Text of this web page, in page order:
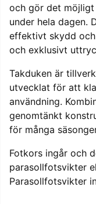
och gör det
under hela dagen.
effektivt skydd
och exklusivt
Takduken är
utvecklat för att
användning.
genomtänkt
för många
Fotkors ingår och
parasollfotsvikter
Parasollfotsvikter